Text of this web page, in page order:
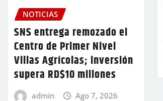
NOTICIAS
SNS entrega remozado el
Centro de Primer Nivel
Villas Agrícolas; inversión
supera RD$10 millones
admin Ago 7, 2026